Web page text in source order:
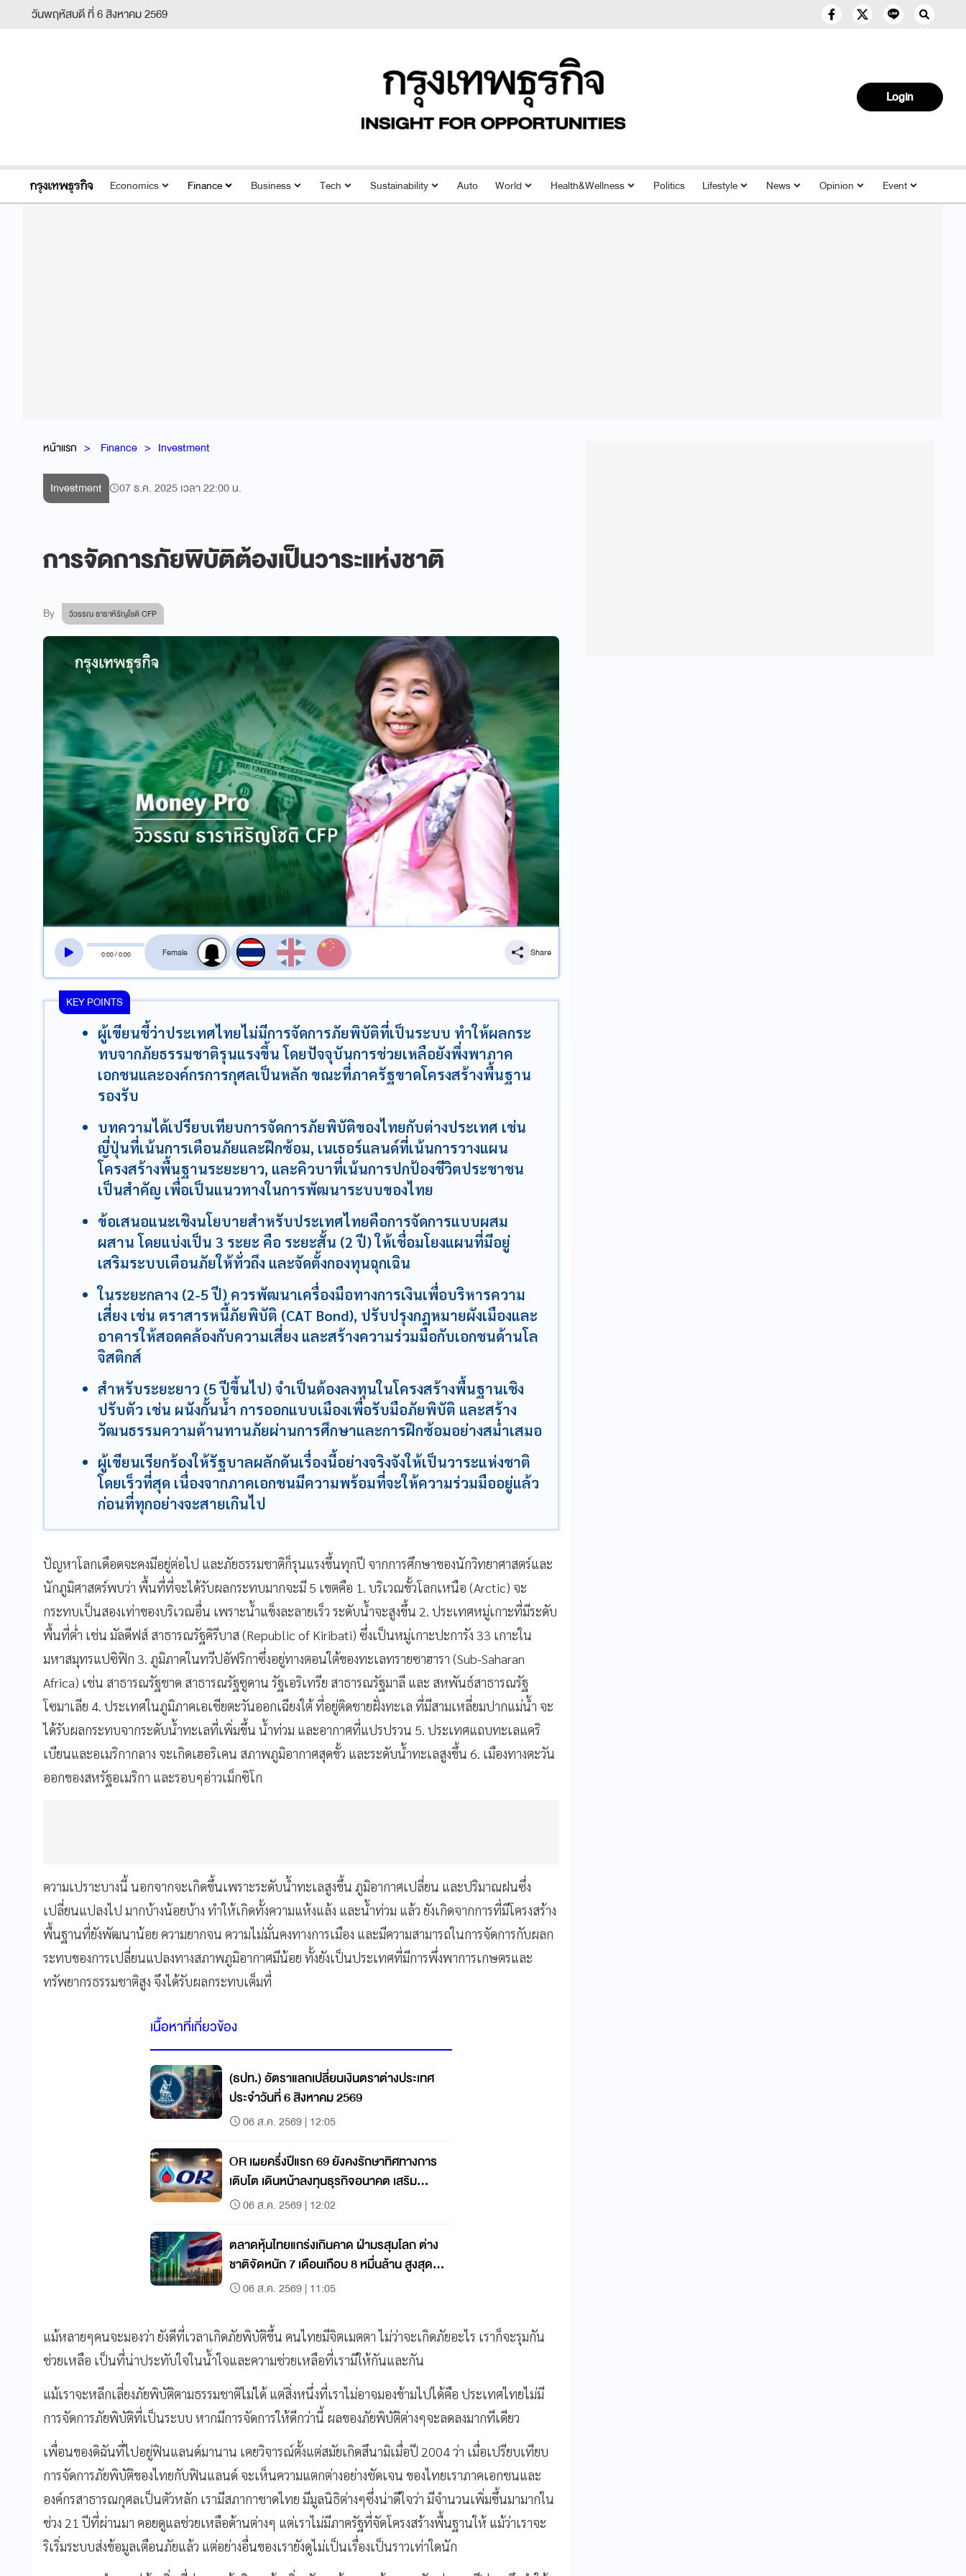
วันพฤหัสบดี ที่ 6 สิงหาคม 2569
Login
Economics Finance Business Tech Sustainability Auto World Health&Wellness Politics Lifestyle News Opinion Event
หน้าแรก Finance Investment
Investment 07 ธ.ค. 2025 เวลา 22:00 น.
การจัดการภัยพิบัติต้องเป็นวาระแห่งชาติ
By วิวรรณ ธาราหิรัญโชติ CFP
0:00/0:00
สลับเสียงอ่าน
Share
KEY POINTS
ผู้เขียนชี้ว่าประเทศไทยไม่มีการจัดการภัยพิบัติที่เป็นระบบ ทำให้ผลกระ
ทบจากภัยธรรมชาติรุนแรงขึ้น โดยปัจจุบันการช่วยเหลือยังพึ่งพาภาค
เอกชนและองค์กรการกุศลเป็นหลัก ขณะที่ภาครัฐขาดโครงสร้างพื้นฐาน
รองรับ
บทความได้เปรียบเทียบการจัดการภัยพิบัติของไทยกับต่างประเทศ เช่น
ญี่ปุ่นที่เน้นการเตือนภัยและฝึกซ้อม, เนเธอร์แลนด์ที่เน้นการวางแผน
โครงสร้างพื้นฐานระยะยาว, และคิวบาที่เน้นการปกป้องชีวิตประชาชน
เป็นสำคัญ เพื่อเป็นแนวทางในการพัฒนาระบบของไทย
ข้อเสนอแนะเชิงนโยบายสำหรับประเทศไทยคือการจัดการแบบผสม
ผสาน โดยแบ่งเป็น 3 ระยะ คือ ระยะสั้น (2 ปี) ให้เชื่อมโยงแผนที่มีอยู่
เสริมระบบเตือนภัยให้ทั่วถึง และจัดตั้งกองทุนฉุกเฉิน
ในระยะกลาง (2-5 ปี) ควรพัฒนาเครื่องมือทางการเงินเพื่อบริหารความ
เสี่ยง เช่น ตราสารหนี้ภัยพิบัติ (CAT Bond), ปรับปรุงกฎหมายผังเมืองและ
อาคารให้สอดคล้องกับความเสี่ยง และสร้างความร่วมมือกับเอกชนด้านโล
จิสติกส์
สำหรับระยะยาว (5 ปีขึ้นไป) จำเป็นต้องลงทุนในโครงสร้างพื้นฐานเชิง
ปรับตัว เช่น ผนังกั้นน้ำ การออกแบบเมืองเพื่อรับมือภัยพิบัติ และสร้าง
วัฒนธรรมความต้านทานภัยผ่านการศึกษาและการฝึกซ้อมอย่างสม่ำเสมอ
ผู้เขียนเรียกร้องให้รัฐบาลผลักดันเรื่องนี้อย่างจริงจังให้เป็นวาระแห่งชาติ
โดยเร็วที่สุด เนื่องจากภาคเอกชนมีความพร้อมที่จะให้ความร่วมมืออยู่แล้ว
ก่อนที่ทุกอย่างจะสายเกินไป
ปัญหาโลกเดือดจะคงมีอยู่ต่อไป และภัยธรรมชาติก็รุนแรงขึ้นทุกปี จากการศึกษาของนักวิทยาศาสตร์และ
นักภูมิศาสตร์พบว่า พื้นที่ที่จะได้รับผลกระทบมากจะมี 5 เขตคือ 1. บริเวณขั้วโลกเหนือ (Arctic) จะ
กระทบเป็นสองเท่าของบริเวณอื่น เพราะน้ำแข็งละลายเร็ว ระดับน้ำจะสูงขึ้น 2. ประเทศหมู่เกาะที่มีระดับ
พื้นที่ต่ำ เช่น มัลดีฟส์ สาธารณรัฐคิรีบาส (Republic of Kiribati) ซึ่งเป็นหมู่เกาะปะการัง 33 เกาะใน
มหาสมุทรแปซิฟิก 3. ภูมิภาคในทวีปอัฟริกาซึ่งอยู่ทางตอนใต้ของทะเลทรายซาฮารา (Sub-Saharan
Africa) เช่น สาธารณรัฐชาด สาธารณรัฐซูดาน รัฐเอริเทรีย สาธารณรัฐมาลี และ สหพันธ์สาธารณรัฐ
โซมาเลีย 4. ประเทศในภูมิภาคเอเชียตะวันออกเฉียงใต้ ที่อยู่ติดชายฝั่งทะเล ที่มีสามเหลี่ยมปากแม่น้ำ จะ
ได้รับผลกระทบจากระดับน้ำทะเลที่เพิ่มขึ้น น้ำท่วม และอากาศที่แปรปรวน 5. ประเทศแถบทะเลแคริ
เบียนและอเมริกากลาง จะเกิดเฮอริเคน สภาพภูมิอากาศสุดขั้ว และระดับน้ำทะเลสูงขึ้น 6. เมืองทางตะวัน
ออกของสหรัฐอเมริกา และรอบๆอ่าวเม็กซิโก
ความเปราะบางนี้ นอกจากจะเกิดขึ้นเพราะระดับน้ำทะเลสูงขึ้น ภูมิอากาศเปลี่ยน และปริมาณฝนซึ่ง
เปลี่ยนแปลงไป มากบ้างน้อยบ้าง ทำให้เกิดทั้งความแห้งแล้ง และน้ำท่วม แล้ว ยังเกิดจากการที่มีโครงสร้าง
พื้นฐานที่ยังพัฒนาน้อย ความยากจน ความไม่มั่นคงทางการเมือง และมีความสามารถในการจัดการกับผลก
ระทบของการเปลี่ยนแปลงทางสภาพภูมิอากาศมีน้อย ทั้งยังเป็นประเทศที่มีการพึ่งพาการเกษตรและ
ทรัพยากรธรรมชาติสูง จึงได้รับผลกระทบเต็มที่
เนื้อหาที่เกี่ยวข้อง
(ธปท.) อัตราแลกเปลี่ยนเงินตราต่างประเทศ
ประจำวันที่ 6 สิงหาคม 2569
06 ส.ค. 2569 | 12:05
OR เผยครึ่งปีแรก 69 ยังคงรักษาทิศทางการ
เติบโต เดินหน้าลงทุนธุรกิจอนาคต เสริม
เติบโตระยะยาว
06 ส.ค. 2569 | 12:02
ตลาดหุ้นไทยแกร่งเกินคาด ฝ่ามรสุมโลก ต่าง
ชาติจัดหนัก 7 เดือนเกือบ 8 หมื่นล้าน สูงสุดใน
ภูมิภาค
06 ส.ค. 2569 | 11:05
แม้หลายๆคนจะมองว่า ยังดีที่เวลาเกิดภัยพิบัติขึ้น คนไทยมีจิตเมตตา ไม่ว่าจะเกิดภัยอะไร เราก็จะรุมกัน
ช่วยเหลือ เป็นที่น่าประทับใจในน้ำใจและความช่วยเหลือที่เรามีให้กันและกัน
แม้เราจะหลีกเลี่ยงภัยพิบัติตามธรรมชาติไม่ได้ แต่สิ่งหนึ่งที่เราไม่อาจมองข้ามไปได้คือ ประเทศไทยไม่มี
การจัดการภัยพิบัติที่เป็นระบบ หากมีการจัดการให้ดีกว่านี้ ผลของภัยพิบัติต่างๆจะลดลงมากทีเดียว
เพื่อนของดิฉันที่ไปอยู่ฟินแลนด์มานาน เคยวิจารณ์ตั้งแต่สมัยเกิดสึนามิเมื่อปี 2004 ว่า เมื่อเปรียบเทียบ
การจัดการภัยพิบัติของไทยกับฟินแลนด์ จะเห็นความแตกต่างอย่างชัดเจน ของไทยเราภาคเอกชนและ
องค์กรสาธารณกุศลเป็นตัวหลัก เรามีสภากาชาดไทย มีมูลนิธิต่างๆซึ่งน่าดีใจว่า มีจำนวนเพิ่มขึ้นมามากใน
ช่วง 21 ปีที่ผ่านมา คอยดูแลช่วยเหลือด้านต่างๆ แต่เราไม่มีภาครัฐที่จัดโครงสร้างพื้นฐานให้ แม้ว่าเราจะ
ริเริ่มระบบส่งข้อมูลเตือนภัยแล้ว แต่อย่างอื่นของเรายังดูไม่เป็นเรื่องเป็นราวเท่าใดนัก